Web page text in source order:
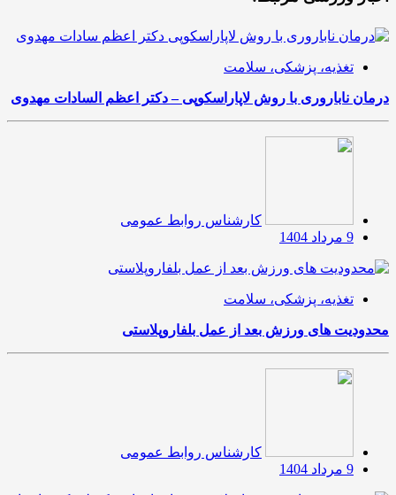
تغذیه، پزشکی، سلامت
درمان ناباروری با روش لاپاراسکوپی – دکتر اعظم السادات مهدوی
کارشناس روابط عمومی
9 مرداد 1404
تغذیه، پزشکی، سلامت
محدودیت های ورزش بعد از عمل بلفاروپلاستی
کارشناس روابط عمومی
9 مرداد 1404